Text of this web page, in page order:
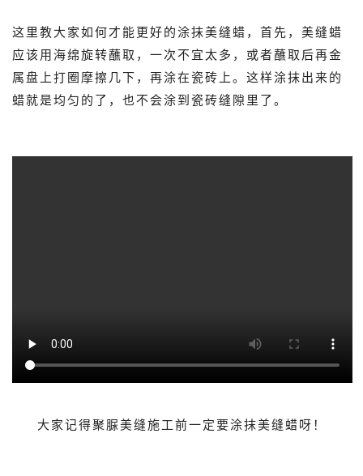
这里教大家如何才能更好的涂抹美缝蜡，首先，美缝蜡
应该用海绵旋转蘸取，一次不宜太多，或者蘸取后再金
属盘上打圈摩擦几下，再涂在瓷砖上。这样涂抹出来的
蜡就是均匀的了，也不会涂到瓷砖缝隙里了。
大家记得聚脲美缝施工前一定要涂抹美缝蜡呀！